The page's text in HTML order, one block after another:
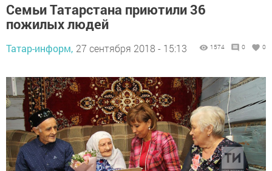
Семьи Татарстана приютили 36
пожилых людей
Татар-информ, 27 сентября 2018 - 15:13 1574 0 0